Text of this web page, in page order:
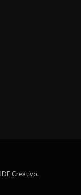
IDE Creativo.